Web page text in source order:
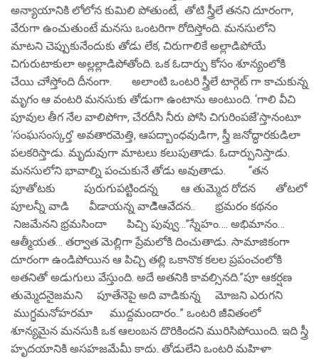
అన్యాయానికి లోలోన కుమిలి పోతుంటే, తోటి స్త్రీలే తనని దూరంగా,
వేరుగా ఉంచుతుంటే మనసు ఒంటరిగా రోదిస్తోంది. మనసులోని
మాటని చెప్పుకునేందుకు తోడు లేక, చిరుగాలికే అల్లాడిపోయే
చిగురుటాకులా అల్లల్లాడిపోతోంది. ఒక ఓదార్పు కోసం శూన్యంలోకి
చేయి చాేస్తోంది దీనంగా. అలాంటి ఒంటరి స్త్రీలే టార్గెట్ గా కాచుకున్న
మృగం ఆ వంటరి మనసుకు తోడుగా ఉంటాను అంటుంది. ‘గాలి వీచి
పూవుల తీగ నేల వాలిపోగా, చేరదీసి నీరు పోసి చిగురింపజే’స్తానంటూ
‘సంఘసంస్కర్త’ అవతారమెత్తి, ఆపద్బాంధవుడిగా, స్త్రీ జనోద్ధారకుడిలా
పలకరిస్తాడు. మృదువుగా మాటలు కలుపుతాడు. ఓదార్పునిస్తాడు.
మనసులోని భావాల్ని పంచుకునే తోడు అవుతాడు. “తన
పూతోటకు పురుగుపట్టిందన్న ఆ తుమ్మెద రోదన తోటలో
పూలన్నీ వాడి వీడాయన్న వాడిిఆవేదన.. భ్రమరం కథనం
నిజమేనని భ్రమసిందా పిచ్చి పువ్వు…”స్నేహం…. అభిమానం…
ఆత్మీయత… తర్వాత మెల్లిగా ప్రేమలోకి దించుతాడు. సామాజికంగా
దూరంగా ఉండిపోయిన ఆ పిచ్చి తల్లి ఒకానొక కలల ప్రపంచంలోకి
అతనితో అడుగులు వేస్తుంది. అదే అతనికి కావల్సినది.”పూ ఆకర్షణ
తుమ్మెదనైజమని పూతేనెపై అది వాడికున్న మోజని ఎరుగని
ముగ్ధమనోహరమా ముద్దమందారం..” ఒంటరి జీవితంలో
శూన్యమైన మనసుకి ఒక ఆలంబన దొరికిందని మురిసిపోయింది. ఇది స్త్రీ
హృదయానికి అసహజమేమీ కాదు. తోడులేని ఒంటరి మహిళా